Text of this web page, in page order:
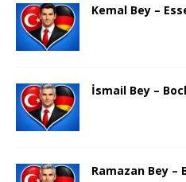
Kemal Bey –
İsmail Bey –
Ramazan Bey –